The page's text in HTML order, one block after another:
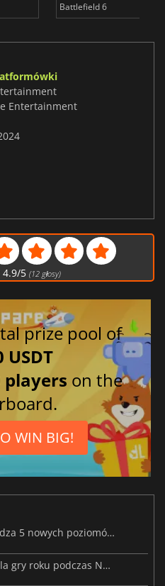
Battlefield 6
Entertainment
4.9/5 (12głosy)
prize pool of
USDT
players on the
WIN BIG!
DLC Free Challenge wprowadza 5 nowych poziomów do Astro Bot
Astro Bot zgarnia nagrodę dla gry roku podczas New York Game Awards